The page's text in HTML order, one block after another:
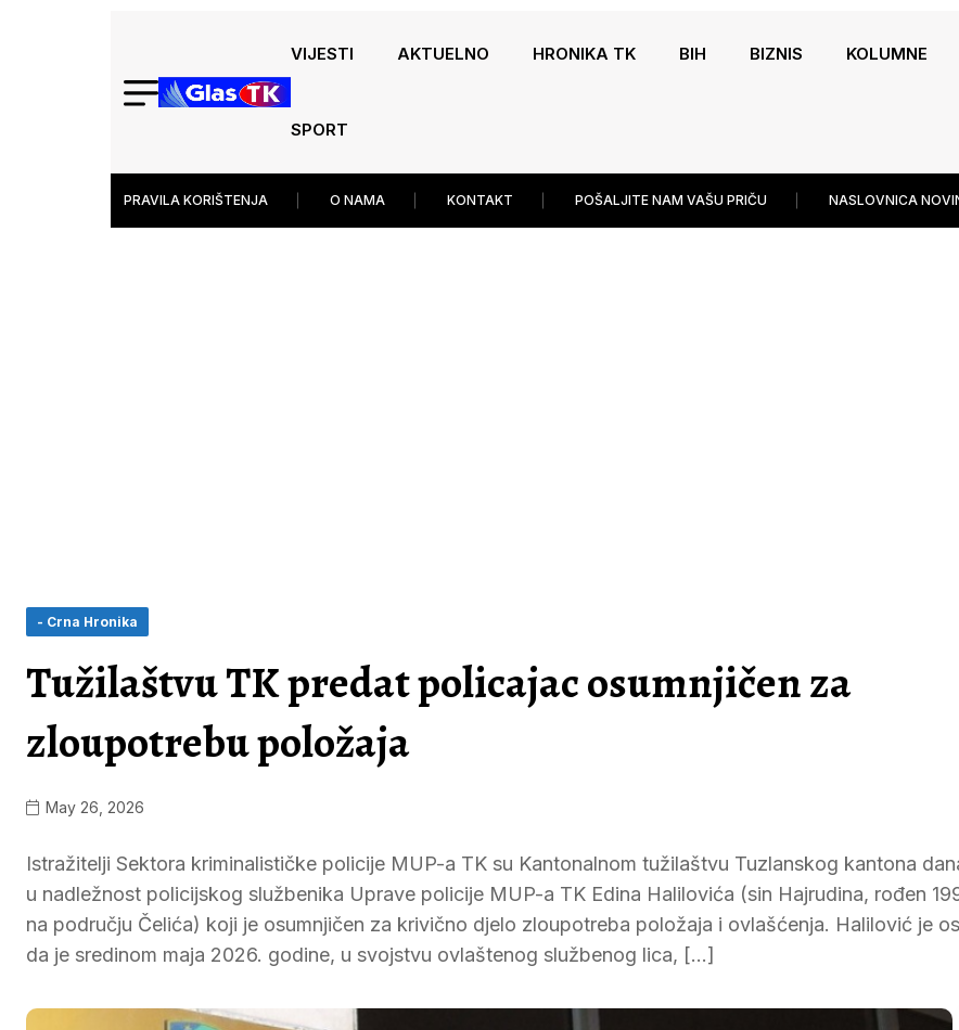
VIJESTI AKTUELNO HRONIKA TK BIH BIZNIS KOLUMNE
SPORT
PRAVILA KORIŠTENJA O NAMA KONTAKT POŠALJITE NAM VAŠU PRIČU NASLOVNICA
- Crna Hronika
Tužilaštvu TK predat policajac osumnjičen za
zloupotrebu položaja
May 26, 2026
Istražitelji Sektora kriminalističke policije MUP-a TK su Kantonalnom tužilaštvu Tuzlanskog kantona
u nadležnost policijskog službenika Uprave policije MUP-a TK Edina Halilovića (sin Hajrudina, rođen
na području Čelića) koji je osumnjičen za krivično djelo zloupotreba položaja i ovlašćenja. Halilović je
da je sredinom maja 2026. godine, u svojstvu ovlaštenog službenog lica, […]